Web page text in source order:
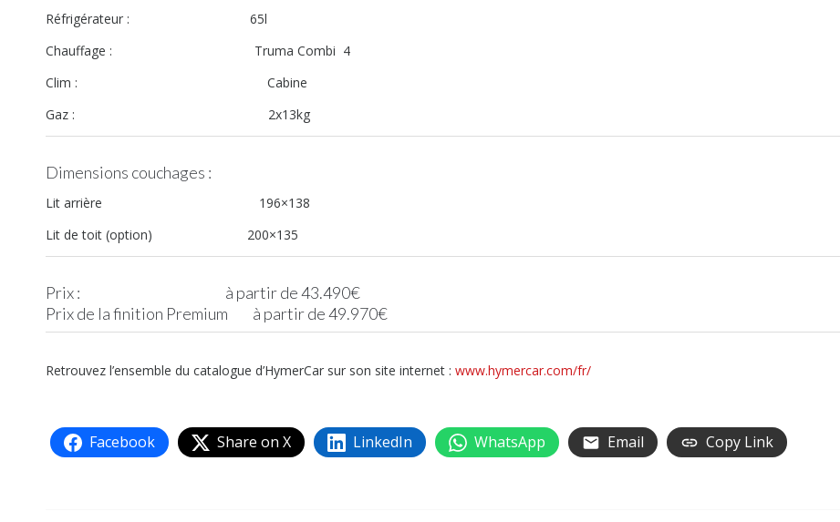
Réfrigérateur : 65l
Chauffage : Truma Combi 4
Clim : Cabine
Gaz : 2x13kg
Dimensions couchages :
Lit arrière 196×138
Lit de toit (option) 200×135
Prix : à partir de 43.490€
Prix de la finition Premium à partir de 49.970€
Retrouvez l’ensemble du catalogue d’HymerCar sur son site internet : www.hymercar.com/fr/
Facebook Share on X LinkedIn WhatsApp Email Copy Link